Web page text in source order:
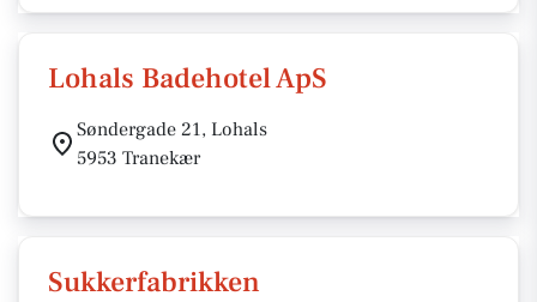
Lohals Badehotel ApS
Søndergade 21, Lohals
5953 Tranekær
Sukkerfabrikken